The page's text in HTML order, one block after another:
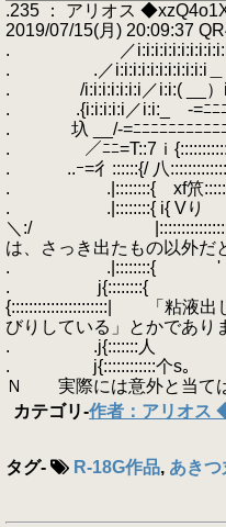
.235 ： アリオス
2019/07/15(月) 20:09:37
. ／
. .／i:i:i:i:i:i:i:i:i:i:i＿＿
. /i:i:i:i:i:i:i／i:i:( __）
. .{i:i:i:i:i／i:i:_ -=ﾆﾆﾆﾆﾆ
. 圦 __/-=ﾆﾆﾆﾆﾆﾆﾆﾆﾆﾆﾆ
. ／ﾆﾆ=T::7ｉ
. ..ｰ=彳::::::{/ 八:::::::::::::::/
. .|::::::::{ xf笊:::::::::/
. .|::::::::{ i{ Vり
＼:/ |::::::::::::::::::::::|
は、さっき出たもの以外だ
. .|::::::::{ '
.
{::::::::::::::::::::::| 「粘液出
びりしている」とかであり
. .j{:::::::人 「
. j{::::::::::::个s｡
Ｎ 実際には意外と当て
カテゴリ-作者：アリオス
タグ- R-18G作品, あきつ